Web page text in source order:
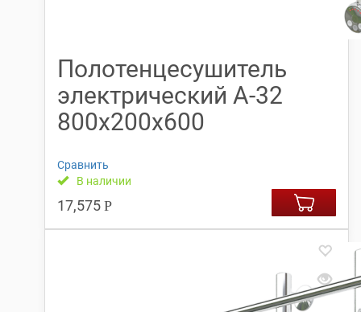
Полотенцесушитель
электрический А-32
800х200х600
Сравнить
В наличии
17,575 Р